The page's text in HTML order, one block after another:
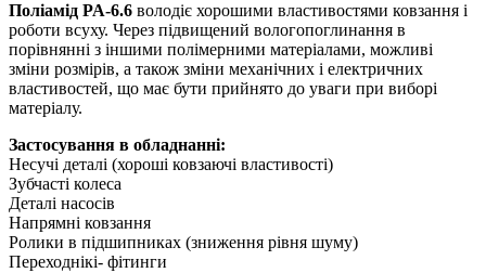
Поліамід PA-6.6 володіє хорошими властивостями ковзання і
роботи всуху. Через підвищений вологопоглинання в
порівнянні з іншими полімерними матеріалами, можливі
зміни розмірів, а також зміни механічних і електричних
властивостей, що має бути прийнято до уваги при виборі
матеріалу.
Застосування в обладнанні:
Несучі деталі (хороші ковзаючі властивості)
Зубчасті колеса
Деталі насосів
Напрямні ковзання
Ролики в підшипниках (зниження рівня шуму)
Переходнікі- фітинги